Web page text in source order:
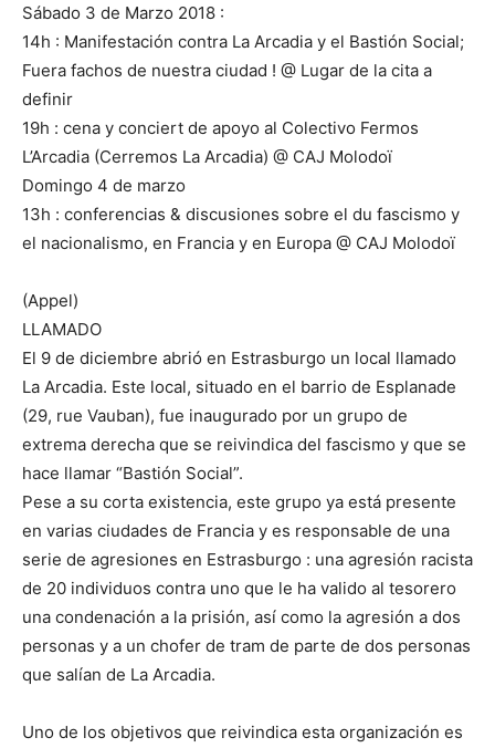
Sábado 3 de Marzo 2018 :
14h : Manifestación contra La Arcadia y el Bastión Social;
Fuera fachos de nuestra ciudad ! @ Lugar de la cita a
definir
19h : cena y conciert de apoyo al Colectivo Fermos
L’Arcadia (Cerremos La Arcadia) @ CAJ Molodoï
Domingo 4 de marzo
13h : conferencias & discusiones sobre el du fascismo y
el nacionalismo, en Francia y en Europa @ CAJ Molodoï
(Appel)
LLAMADO
El 9 de diciembre abrió en Estrasburgo un local llamado
La Arcadia. Este local, situado en el barrio de Esplanade
(29, rue Vauban), fue inaugurado por un grupo de
extrema derecha que se reivindica del fascismo y que se
hace llamar “Bastión Social”.
Pese a su corta existencia, este grupo ya está presente
en varias ciudades de Francia y es responsable de una
serie de agresiones en Estrasburgo : una agresión racista
de 20 individuos contra uno que le ha valido al tesorero
una condenación a la prisión, así como la agresión a dos
personas y a un chofer de tram de parte de dos personas
que salían de La Arcadia.
Uno de los objetivos que reivindica esta organización es